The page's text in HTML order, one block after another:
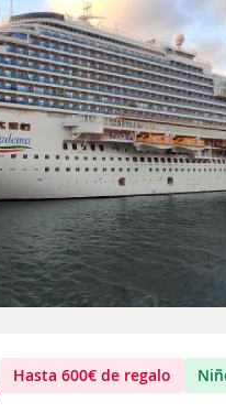
Hasta 600€ de regalo